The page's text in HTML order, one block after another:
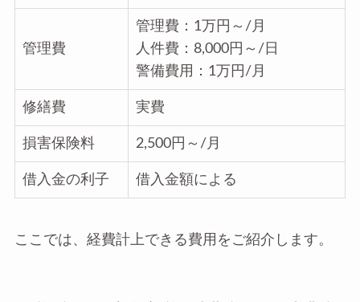
管理費
管理費：1万円～/月
人件費：8,000円～/日
警備費用：1万円/月
修繕費 実費
損害保険料 2,500円～/月
借入金の利子 借入金額による
ここでは、経費計上できる費用をご紹介します。